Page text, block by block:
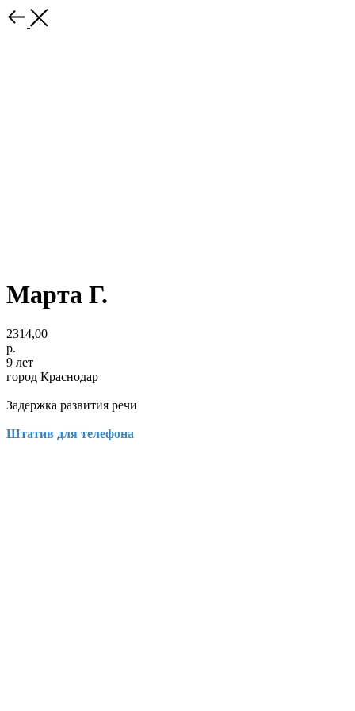
Марта Г.
2314,00
р.
9 лет
город Краснодар
Задержка развития речи
Штатив для телефона